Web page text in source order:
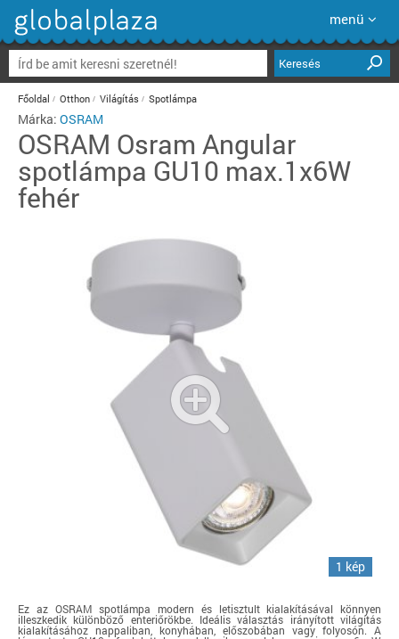
menü
Keresés
Főoldal Otthon Világítás Spotlámpa
Márka: OSRAM
OSRAM Osram Angular
spotlámpa GU10 max.1x6W
fehér
1 kép
Ez az OSRAM spotlámpa modern és letisztult kialakításával könnyen
illeszkedik különböző enteriőrökbe. Ideális választás irányított világítás
kialakításához nappaliban, konyhában, előszobában vagy folyosón. A